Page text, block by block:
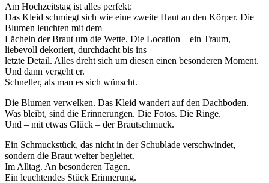
Am Hochzeitstag ist alles perfekt:
Das Kleid schmiegt sich wie eine zweite Haut an den Körper. Die
Blumen leuchten mit dem
Lächeln der Braut um die Wette. Die Location – ein Traum,
liebevoll dekoriert, durchdacht bis ins
letzte Detail. Alles dreht sich um diesen einen besonderen Moment.
Und dann vergeht er.
Schneller, als man es sich wünscht.
Die Blumen verwelken. Das Kleid wandert auf den Dachboden.
Was bleibt, sind die Erinnerungen. Die Fotos. Die Ringe.
Und – mit etwas Glück – der Brautschmuck.
Ein Schmuckstück, das nicht in der Schublade verschwindet,
sondern die Braut weiter begleitet.
Im Alltag. An besonderen Tagen.
Ein leuchtendes Stück Erinnerung.